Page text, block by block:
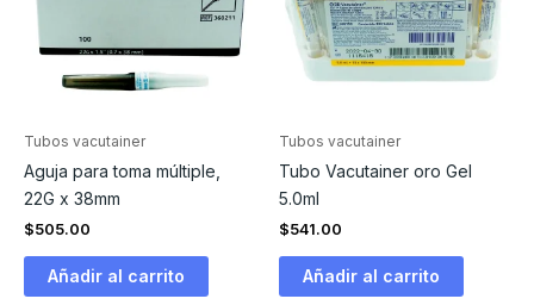
Tubos vacutainer
Aguja para toma múltiple,
22G x 38mm
$505.00
Añadir al carrito
Tubos vacutainer
Tubo Vacutainer oro Gel
5.0ml
$541.00
Añadir al carrito